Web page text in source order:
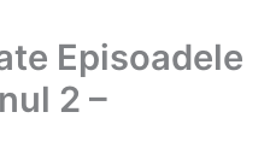
Episoadele
2 –